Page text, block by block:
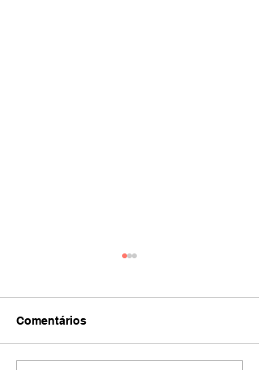
IA
Comentários